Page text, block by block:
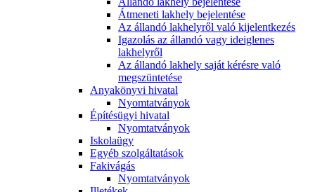
Átmeneti lakhely bejelentése
Az állandó lakhelyről való kijelentkezés
Igazolás az állandó vagy ideiglenes
lakhelyről
Az állandó lakhely saját kérésre való
megszüntetése
Anyakönyvi hivatal
Nyomtatványok
Építésügyi hivatal
Nyomtatványok
Iskolaügy
Egyéb szolgáltatások
Fakivágás
Nyomtatványok